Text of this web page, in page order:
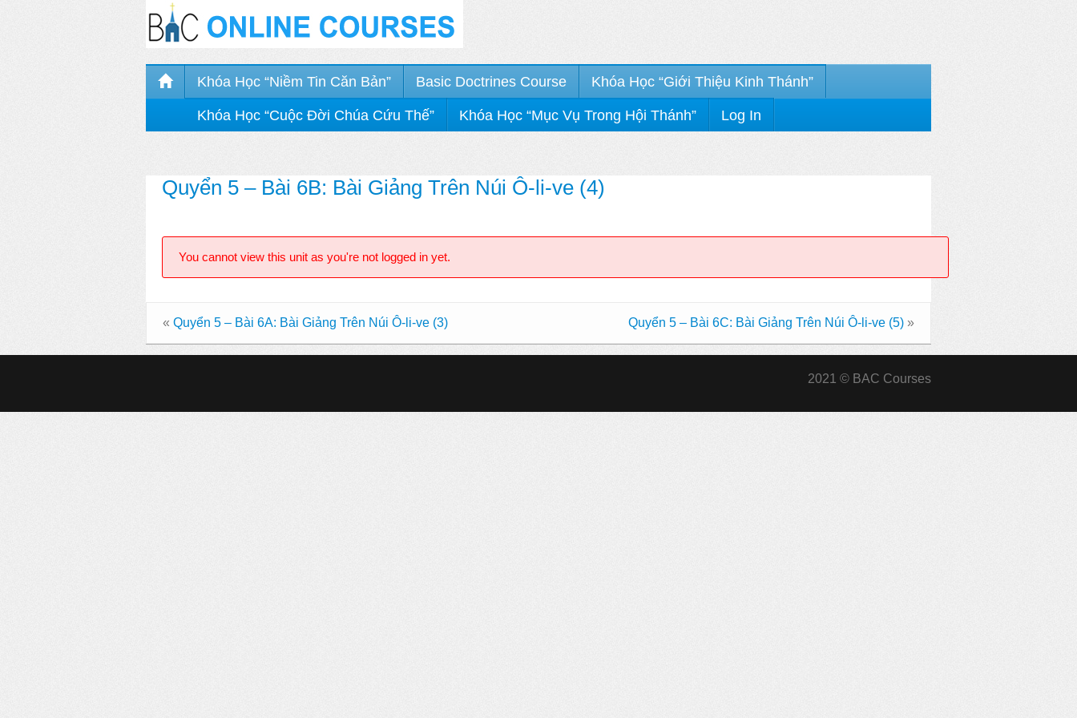
Khóa Học “Niềm Tin Căn Bản” Basic Doctrines Course Khóa Học “Giới Thiệu Kinh Thánh”
Khóa Học “Cuộc Đời Chúa Cứu Thế” Khóa Học “Mục Vụ Trong Hội Thánh” Log In
Quyển 5 – Bài 6B: Bài Giảng Trên Núi Ô-li-ve (4)
You cannot view this unit as you're not logged in yet.
« Quyển 5 – Bài 6A: Bài Giảng Trên Núi Ô-li-ve (3) Quyển 5 – Bài 6C: Bài Giảng Trên Núi Ô-li-ve (5)»
2021 © BAC Courses